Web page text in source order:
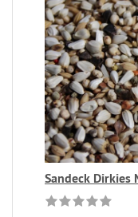
Sandeck Dirkies